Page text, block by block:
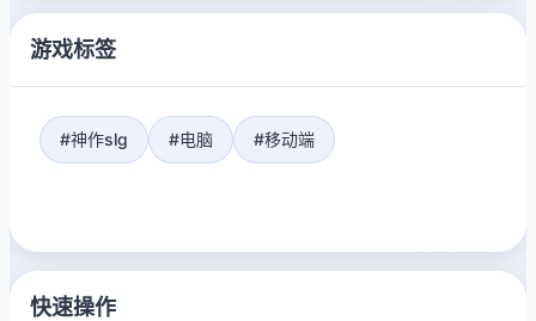
游戏标签
#神作slg #电脑 #移动端
快速操作